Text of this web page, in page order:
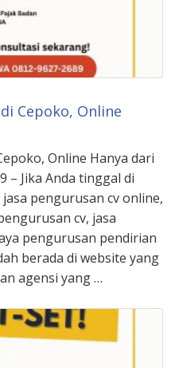
Cepoko, Online
Online Hanya dari
– Jika Anda tinggal di
pengurusan cv online,
cv, jasa
pengurusan pendirian
berada di website yang
agensi yang …